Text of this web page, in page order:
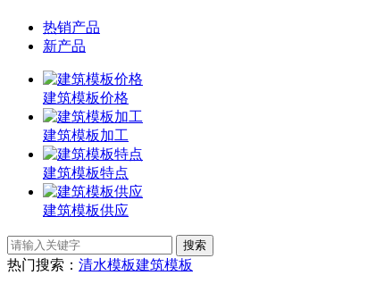
热销产品
新产品
建筑模板价格
建筑模板加工
建筑模板特点
建筑模板供应
热门搜索： 清水模板建筑模板